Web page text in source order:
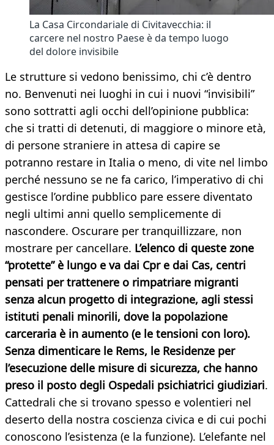
La Casa Circondariale di Civitavecchia: il
carcere nel nostro Paese è da tempo luogo
del dolore invisibile
Le strutture si vedono benissimo, chi c’è dentro
no. Benvenuti nei luoghi in cui i nuovi “invisibili”
sono sottratti agli occhi dell’opinione pubblica:
che si tratti di detenuti, di maggiore o minore età,
di persone straniere in attesa di capire se
potranno restare in Italia o meno, di vite nel limbo
perché nessuno se ne fa carico, l’imperativo di chi
gestisce l’ordine pubblico pare essere diventato
negli ultimi anni quello semplicemente di
nascondere. Oscurare per tranquillizzare, non
mostrare per cancellare. L’elenco di queste zone
“protette” è lungo e va dai Cpr e dai Cas, centri
pensati per trattenere o rimpatriare migranti
senza alcun progetto di integrazione, agli stessi
istituti penali minorili, dove la popolazione
carceraria è in aumento (e le tensioni con loro).
Senza dimenticare le Rems, le Residenze per
l’esecuzione delle misure di sicurezza, che hanno
preso il posto degli Ospedali psichiatrici giudiziari.
Cattedrali che si trovano spesso e volentieri nel
deserto della nostra coscienza civica e di cui pochi
conoscono l’esistenza (e la funzione). L’elefante nel